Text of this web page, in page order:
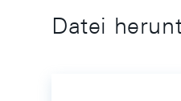
Datei